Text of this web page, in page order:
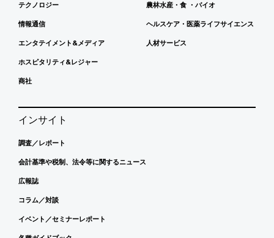
テクノロジー
情報通信
エンタテイメント&メディア
ホスピタリティ&レジャー
商社
農林水産・食 ・バイオ
ヘルスケア・医薬ライフサイエンス
人材サービス
インサイト
調査／レポート
会計基準や税制、法令等に関するニュース
広報誌
コラム／対談
イベント／セミナーレポート